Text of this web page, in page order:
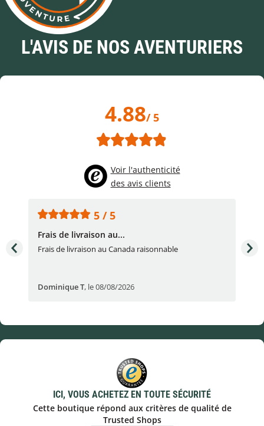
L'AVIS DE NOS AVENTURIERS
4.88/ 5
Voir l'authenticité
des avis clients
5 / 5
Frais de livraison au...
Frais de livraison au Canada raisonnable
Dominique T, le 08/08/2026
ICI, VOUS ACHETEZ EN TOUTE SÉCURITÉ
Cette boutique répond aux critères de qualité de
Trusted Shops